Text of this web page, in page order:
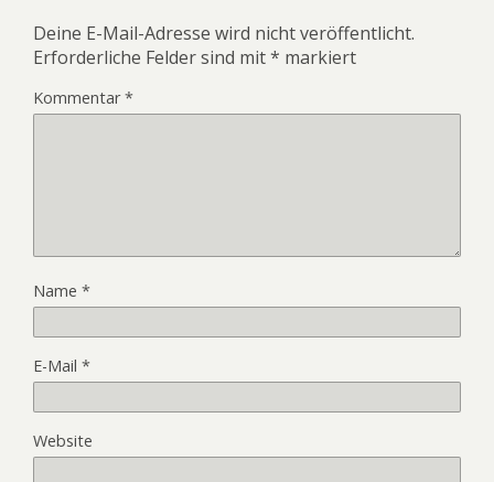
Deine E-Mail-Adresse wird nicht veröffentlicht.
Erforderliche Felder sind mit* markiert
Kommentar*
Name *
E-Mail *
Website